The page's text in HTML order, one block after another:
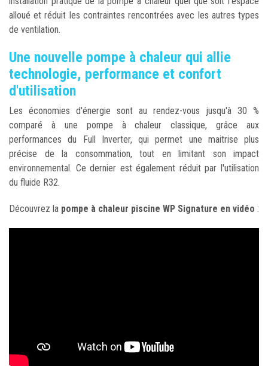
alloué et réduit les contraintes rencontrées avec les autres types
de ventilation.
Une nouvelle pompe à chaleur qui allie
technologie, performance et confort
d'utilisation
Les économies d'énergie sont au rendez-vous jusqu'à 30 %
comparé à une pompe à chaleur classique, grâce aux
performances du Full Inverter, qui permet une maitrise plus
précise de la consommation, tout en limitant son impact
environnemental. Ce dernier est également réduit par l'utilisation
du fluide R32.
Découvrez la pompe à chaleur piscine WP Signature en vidéo :